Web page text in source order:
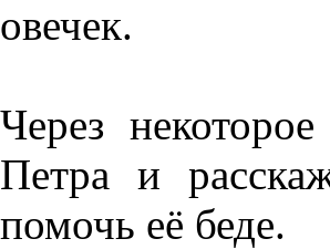
овечек.
Через
Петра и
помочь её беде.